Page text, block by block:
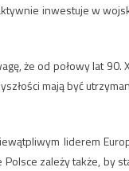
inwestuje w
że od połowy lat 90.
mają być
liderem
zależy także, by